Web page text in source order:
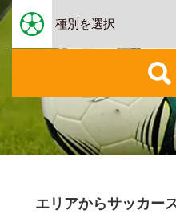
エリアからサッカー